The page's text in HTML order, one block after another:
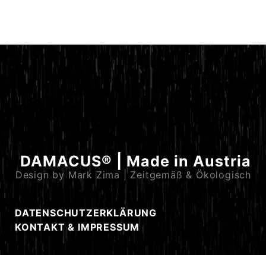
DAMACUS® | Made in Austria
Design by Mark Zima | Zeitgemäß & Ökologisch
DATENSCHUTZERKLÄRUNG
KONTAKT & IMPRESSUM